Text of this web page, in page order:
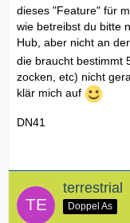
dieses "Feature" für
wie betreibst du bitte
Hub, aber nicht an
die braucht bestimmt
zocken, etc) nicht
klär mich auf
DN41
terrestrial
Doppel As